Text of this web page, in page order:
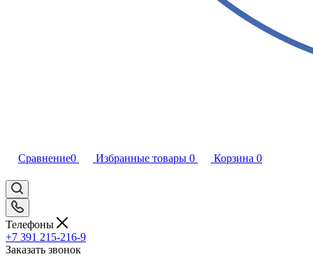
Сравнение0 Избранные товары 0 Корзина 0
Телефоны
+7 391 215-216-9
Заказать звонок